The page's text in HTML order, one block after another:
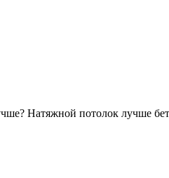
Натяжной потолок лучше